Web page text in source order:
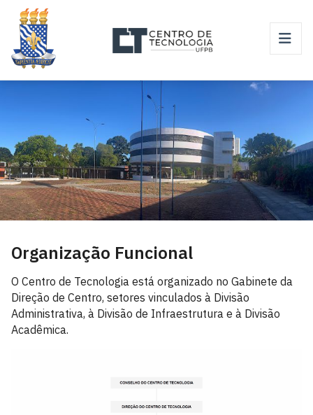
Organização Funcional
O Centro de Tecnologia está organizado no Gabinete da
Direção de Centro, setores vinculados à Divisão
Administrativa, à Divisão de Infraestrutura e à Divisão
Acadêmica.